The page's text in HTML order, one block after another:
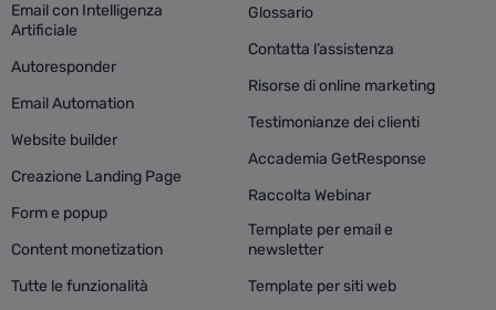
Email con Intelligenza
Artificiale
Autoresponder
Email Automation
Website builder
Creazione Landing Page
Form e popup
Content monetization
Tutte le funzionalità
Glossario
Contatta l’assistenza
Risorse di online marketing
Testimonianze dei clienti
Accademia GetResponse
Raccolta Webinar
Template per email e
newsletter
Template per siti web